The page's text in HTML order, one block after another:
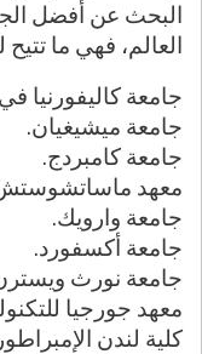
البحث عن أفضل
العالم، فهي ما
جامعة كاليفورنيا
جامعة ميشيغيان.
جامعة كامبردج.
معهد ماساتشوستش
جامعة وارويك.
جامعة أكسفورد.
جامعة نورث
معهد جورجيا
كلية لندن